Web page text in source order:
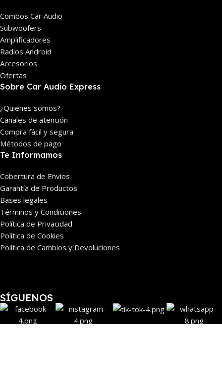
Combos Car Audio
Subwoofers
Amplificadores
Radios Android
Accesorios
Ofertas
Sobre Car Audio Express
¿Quienes somos?
Canales de atención
Compra fácil y segura
Métodos de pago
Te Informamos
Cobertura de Envíos
Garantía de Productos
Bases legales
Términos y Condiciones
Política de Privacidad
Política de Cookies
Política de Cambios y Devoluciones
SÍGUENOS